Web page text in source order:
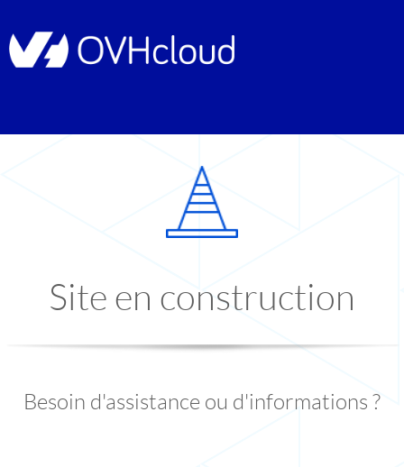
Site en construction
Besoin d'assistance ou d'informations ?